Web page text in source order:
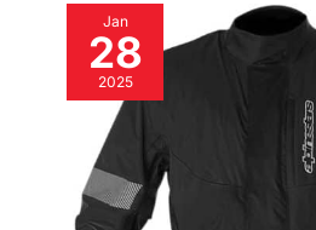
Jan
28
2025